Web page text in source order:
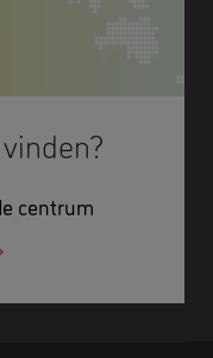
centrum